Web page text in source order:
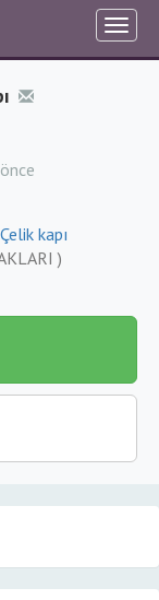
Çelik kapı
)